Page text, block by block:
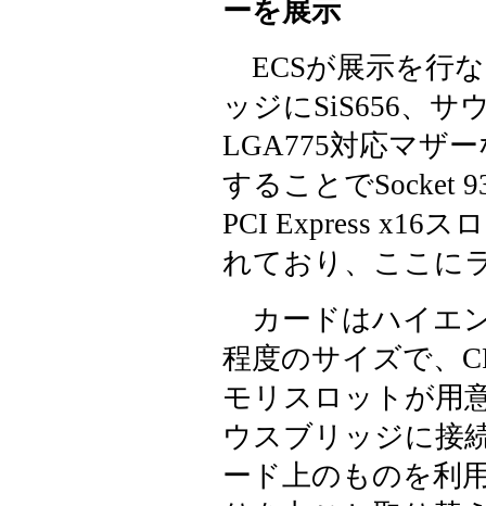
ーを展示
ECSが展示を行
ッジにSiS656、サ
LGA775対応マザ
することでSocket
PCI Express x16ス
れており、ここに
カードはハイエ
程度のサイズで、
モリスロットが用
ウスブリッジに接
ード上のものを利